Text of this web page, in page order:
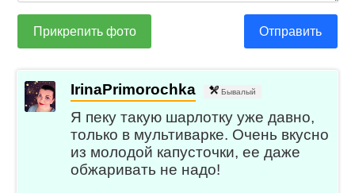
Прикрепить фото Отправить
IrinaPrimorochka Бывалый
Я пеку такую шарлотку уже давно,
только в мультиварке. Очень вкусно
из молодой капусточки, ее даже
обжаривать не надо!